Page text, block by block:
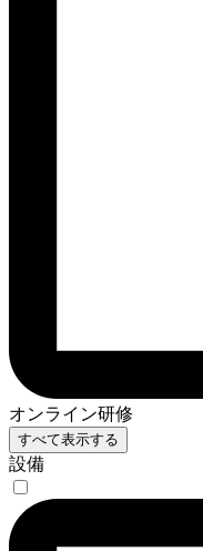
オンライン研修
すべて表示する
設備